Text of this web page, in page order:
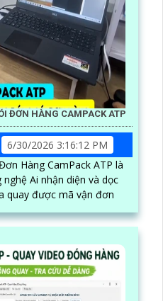
ĐƠN HÀNG CAMPACK ATP
6/30/2026 3:16:12 PM
Hàng CamPack ATP là
Ai nhận diện và dọc
quay được mã vận đơn